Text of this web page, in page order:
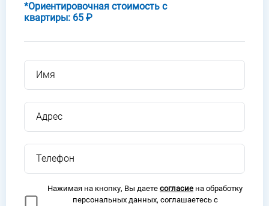
*Ориентировочная стоимость c
квартиры: 65 ₽
Имя
Адрес
Телефон
Нажимая на кнопку, Вы даете согласие на обработку
персональных данных, соглашаетесь с